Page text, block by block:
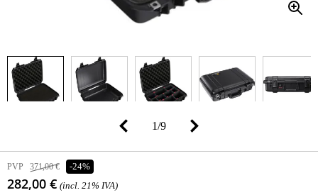
1/9
PVP 371,00 € -24%
282,00 € (incl. 21% IVA)